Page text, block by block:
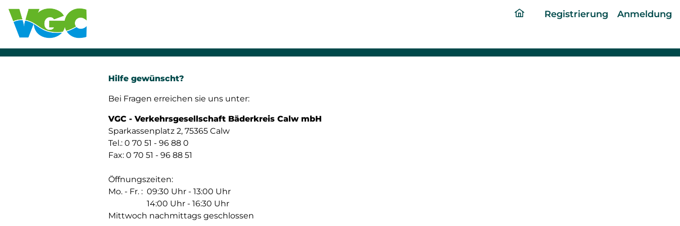
dingRegistrierung Anmeldung
Hilfe gewünscht?
Bei Fragen erreichen sie uns unter:
VGC - Verkehrsgesellschaft Bäderkreis Calw mbH
Sparkassenplatz 2, 75365 Calw
Tel.: 0 70 51 - 96 88 0
Fax: 0 70 51 - 96 88 51
Öffnungszeiten:
Mo. - Fr. : 09:30 Uhr - 13:00 Uhr
14:00 Uhr - 16:30 Uhr
Mittwoch nachmittags geschlossen